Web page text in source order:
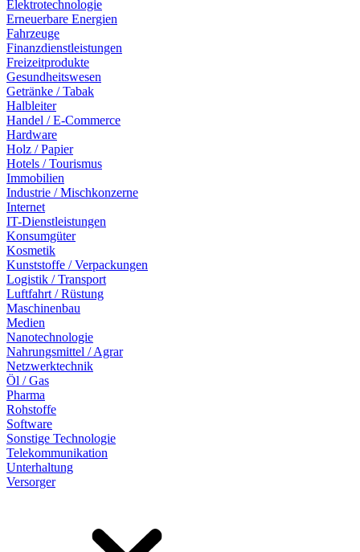
Elektrotechnologie
Erneuerbare Energien
Fahrzeuge
Finanzdienstleistungen
Freizeitprodukte
Gesundheitswesen
Getränke / Tabak
Halbleiter
Handel / E-Commerce
Hardware
Holz / Papier
Hotels / Tourismus
Immobilien
Industrie / Mischkonzerne
Internet
IT-Dienstleistungen
Konsumgüter
Kosmetik
Kunststoffe / Verpackungen
Logistik / Transport
Luftfahrt / Rüstung
Maschinenbau
Medien
Nanotechnologie
Nahrungsmittel / Agrar
Netzwerktechnik
Öl / Gas
Pharma
Rohstoffe
Software
Sonstige Technologie
Telekommunikation
Unterhaltung
Versorger